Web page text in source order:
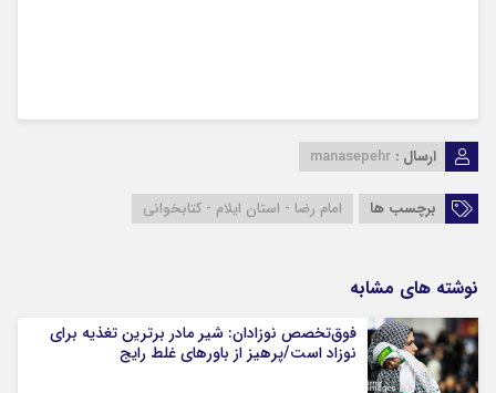
ارسال : manasepehr
برچسب ها امام رضا - استان ایلام - کتابخوانی
نوشته های مشابه
فوق‌تخصص نوزادان: شیر مادر برترین تغذیه برای
نوزاد است/پرهیز از باورهای غلط رایج